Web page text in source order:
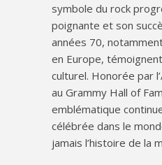
symbole du rock
poignante et son
années 70,
en Europe,
culturel. Honorée par
au Grammy Hall of
emblématique
célébrée dans le
jamais l’histoire de la